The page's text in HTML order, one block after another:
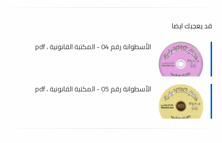
قد يعجبك ايضا
الأسطوانة رقم 04 - المكتبة القانونية ، pdf
الأسطوانة رقم 05 - المكتبة القانونية ، pdf